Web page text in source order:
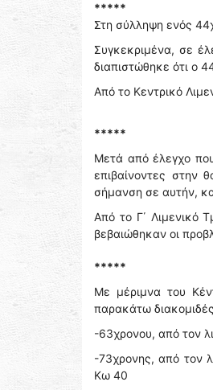
*****
Στη σύλληψη ενός
Συγκεκριμένα, σε
διαπιστώθηκε ότι ο
Από το Κεντρικό
*****
Μετά από έλεγχο
επιβαίνοντες στην
σήμανση σε αυτήν,
Από το Γ΄ Λιμενικό
βεβαιώθηκαν οι
*****
Με μέριμνα του
παρακάτω
-63χρονου, από τον
-73χρονης, από τον
Κω 40